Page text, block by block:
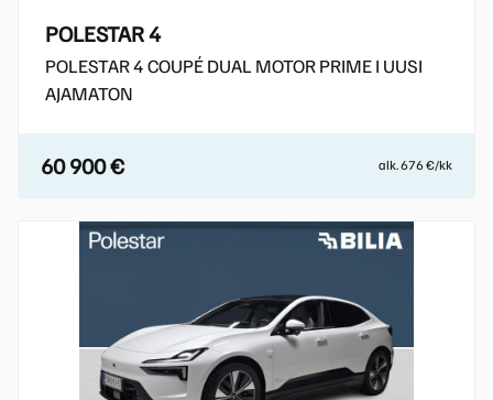
POLESTAR 4
POLESTAR 4 COUPÉ DUAL MOTOR PRIME I UUSI
AJAMATON
60 900 € alk. 676 €/kk